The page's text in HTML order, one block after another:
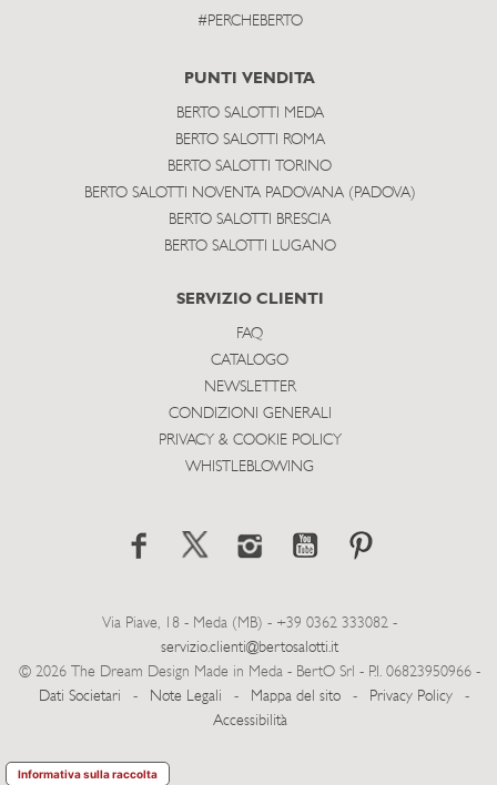
#PERCHEBERTO
PUNTI VENDITA
BERTO SALOTTI MEDA
BERTO SALOTTI ROMA
BERTO SALOTTI TORINO
BERTO SALOTTI NOVENTA PADOVANA (PADOVA)
BERTO SALOTTI BRESCIA
BERTO SALOTTI LUGANO
SERVIZIO CLIENTI
FAQ
CATALOGO
NEWSLETTER
CONDIZIONI GENERALI
PRIVACY & COOKIE POLICY
WHISTLEBLOWING
Via Piave, 18 - Meda (MB) - +39 0362 333082 -
servizio.clienti@bertosalotti.it
© 2026 The Dream Design Made in Meda - BertO Srl - P.I. 06823950966 -
Dati Societari
- Note Legali - Mappa del sito - Privacy Policy
-
Accessibilità
Informativa sulla raccolta